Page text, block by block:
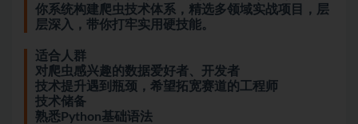
你系统构建爬虫技术体系，精选多领域实战项目，层
层深入，带你打牢实用硬技能。
适合人群
对爬虫感兴趣的数据爱好者、开发者
技术提升遇到瓶颈，希望拓宽赛道的工程师
技术储备
熟悉Python基础语法